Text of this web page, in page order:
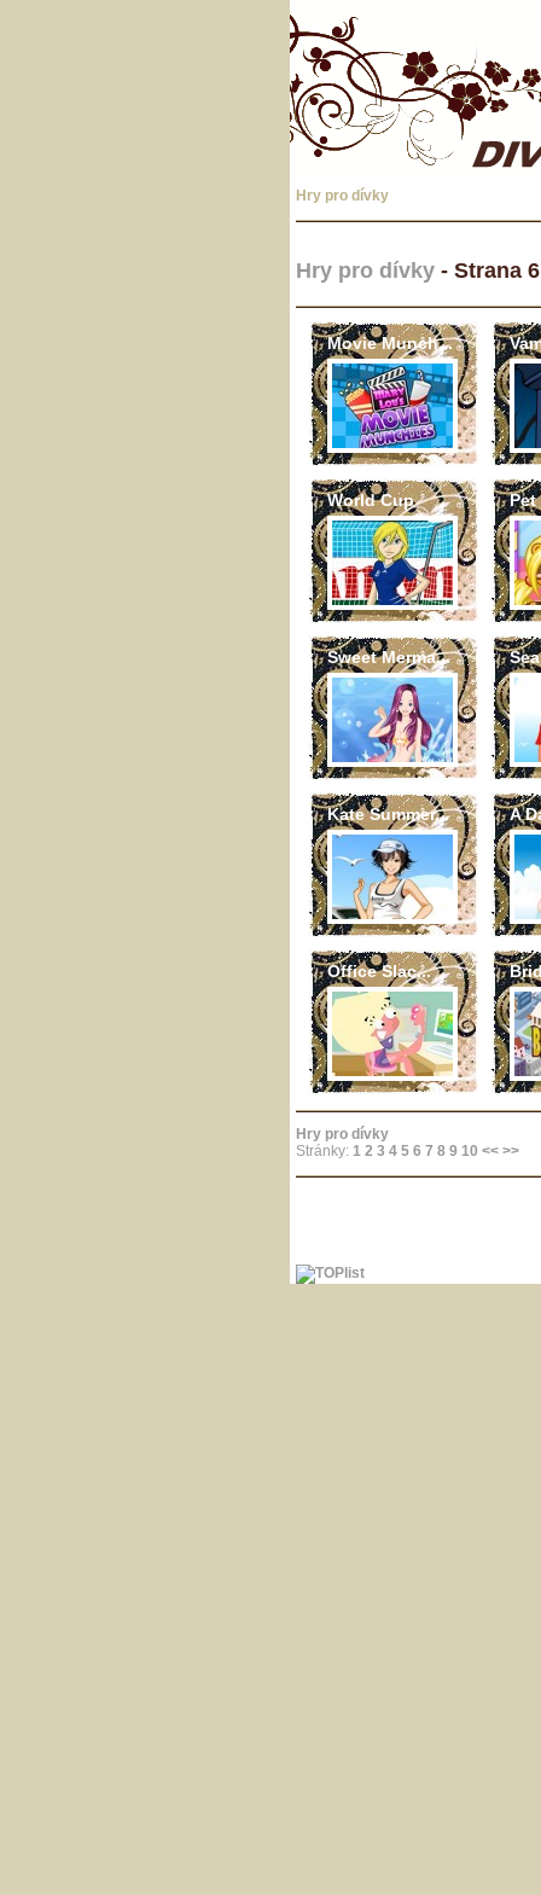
Hry pro dívky
Hry pro dívky - Strana 6
Movie Munch...
World Cup Pet
Sweet Merma...
Kate Summer... A
Office Slac...
Hry pro dívky
Stránky: 1 2 3 4 5 6 7 8 9 10 << >>